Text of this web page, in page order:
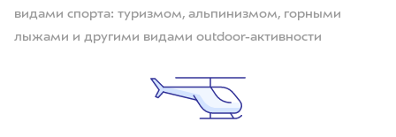
видами спорта: туризмом, альпинизмом, горными
лыжами и другими видами outdoor-активности